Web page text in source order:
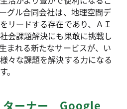
グル合同会社は、地理空間デ
リードする存在であり、ＡＩ
会課題解決にも果敢に挑戦し
まれる新たなサービスが、い
々な課題を解決する力になる
。
ターナー Google